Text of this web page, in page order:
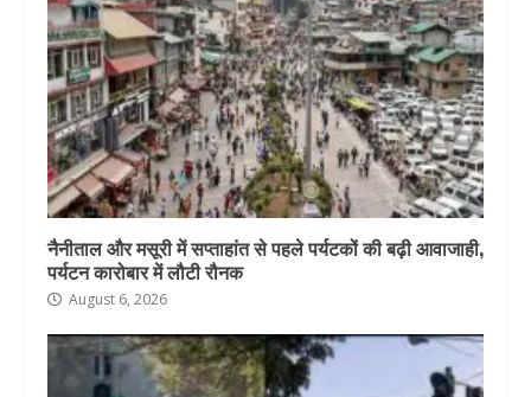
नैनीताल और मसूरी में सप्ताहांत से पहले पर्यटकों की बढ़ी आवाजाही,
पर्यटन कारोबार में लौटी रौनक
August 6, 2026